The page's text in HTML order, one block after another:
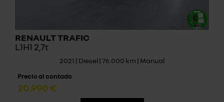
RENAULT TRAFIC
L1H1 2,7t
2021 | Diesel | 76.000 km | Manual
Precio al contado
20.990 €